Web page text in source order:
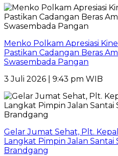
Menko Polkam Apresiasi
Pastikan Cadangan Beras
Swasembada Pangan
3 Juli 2026 | 9:43 pm WIB
Gelar Jumat Sehat, Plt.
Langkat Pimpin Jalan
Brandgang